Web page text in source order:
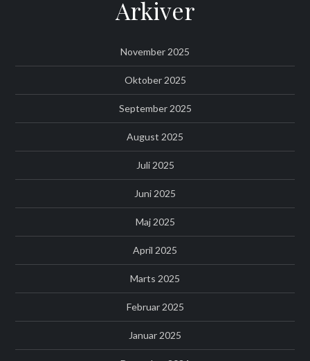
Arkiver
November 2025
Oktober 2025
September 2025
August 2025
Juli 2025
Juni 2025
Maj 2025
April 2025
Marts 2025
Februar 2025
Januar 2025